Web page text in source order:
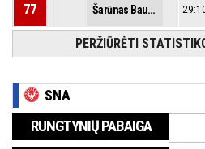
77 Šarūnas Bauba
PERŽIŪRĖTI
SNA
RUNGTYNIŲ PABAIGA